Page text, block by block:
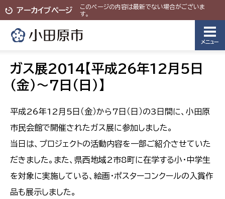
アーカイブページ
このページの内容は最新でない場合がございま
す。
メニュー
ガス展2014【平成26年12月5日
（金）～7日（日）】
平成26年12月5日（金）から7日（日）の3日間に、小田原
市民会館で開催されたガス展に参加しました。
当日は、プロジェクトの活動内容を一部ご紹介させていた
だきました。また、県西地域2市8町に在学する小・中学生
を対象に実施している、絵画・ポスターコンクールの入賞作
品も展示しました。